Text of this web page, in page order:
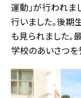
運動」が行われま
行いました。後期
も見られました。
学校のあいさつを